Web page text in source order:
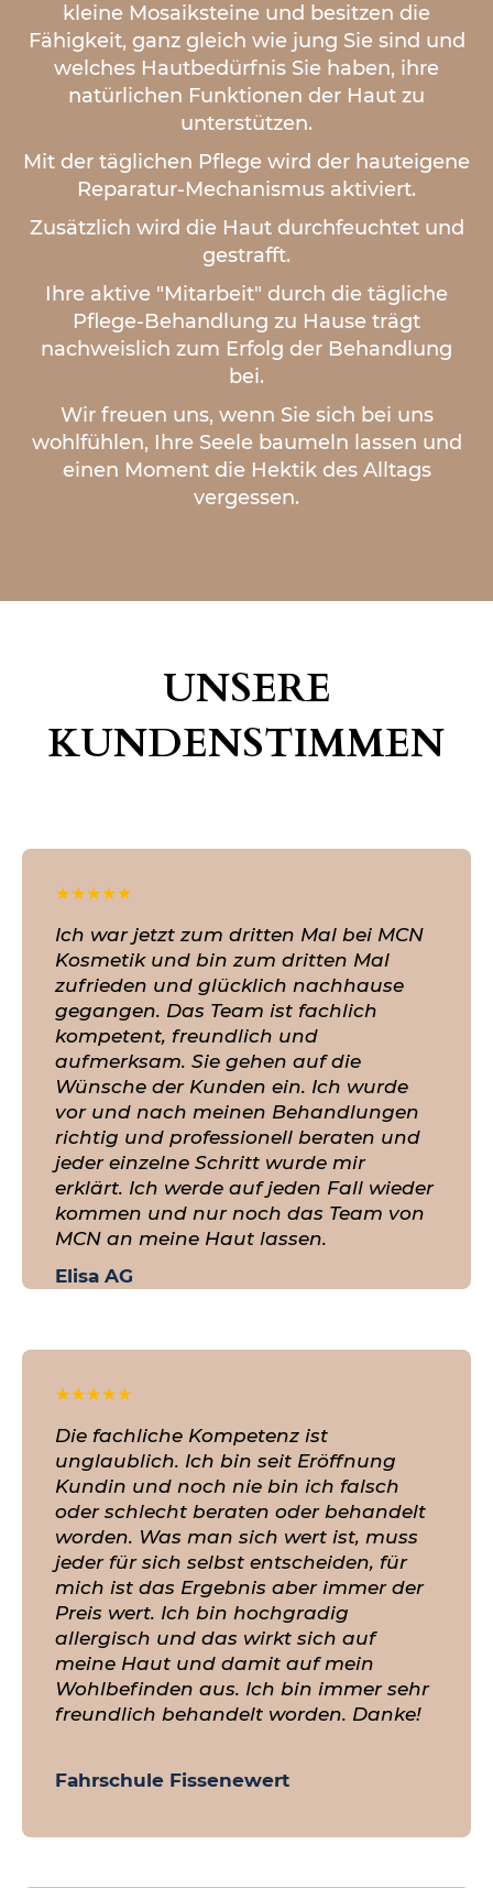
kleine Mosaiksteine und besitzen die
Fähigkeit, ganz gleich wie jung Sie sind und
welches Hautbedürfnis Sie haben, ihre
natürlichen Funktionen der Haut zu
unterstützen.
Mit der täglichen Pflege wird der hauteigene
Reparatur-Mechanismus aktiviert.
Zusätzlich wird die Haut durchfeuchtet und
gestrafft.
Ihre aktive "Mitarbeit" durch die tägliche
Pflege-Behandlung zu Hause trägt
nachweislich zum Erfolg der Behandlung
bei.
Wir freuen uns, wenn Sie sich bei uns
wohlfühlen, Ihre Seele baumeln lassen und
einen Moment die Hektik des Alltags
vergessen.
UNSERE
KUNDENSTIMMEN
★★★★★
Ich war jetzt zum dritten Mal bei MCN
Kosmetik und bin zum dritten Mal
zufrieden und glücklich nachhause
gegangen. Das Team ist fachlich
kompetent, freundlich und
aufmerksam. Sie gehen auf die
Wünsche der Kunden ein. Ich wurde
vor und nach meinen Behandlungen
richtig und professionell beraten und
jeder einzelne Schritt wurde mir
erklärt. Ich werde auf jeden Fall wieder
kommen und nur noch das Team von
MCN an meine Haut lassen.
Elisa AG
★★★★★
Die fachliche Kompetenz ist
unglaublich. Ich bin seit Eröffnung
Kundin und noch nie bin ich falsch
oder schlecht beraten oder behandelt
worden. Was man sich wert ist, muss
jeder für sich selbst entscheiden, für
mich ist das Ergebnis aber immer der
Preis wert. Ich bin hochgradig
allergisch und das wirkt sich auf
meine Haut und damit auf mein
Wohlbefinden aus. Ich bin immer sehr
freundlich behandelt worden. Danke!
Fahrschule Fissenewert